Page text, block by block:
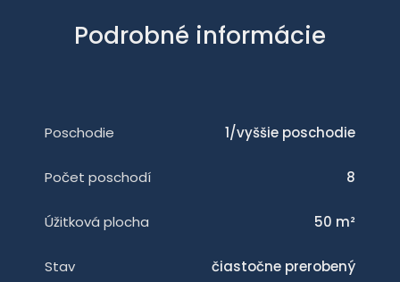
Podrobné informácie
Poschodie 1/vyššie poschodie
Počet poschodí 8
Úžitková plocha 50 m²
Stav čiastočne prerobený